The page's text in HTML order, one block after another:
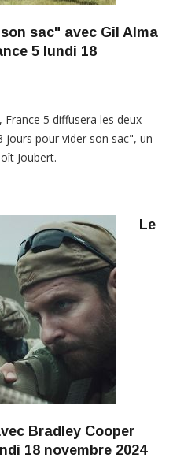
sac" avec Gil Alma
5 lundi 18
5 diffusera les deux
jours pour vider son sac", un
Joubert.
Le
Bradley Cooper
18 novembre 2024